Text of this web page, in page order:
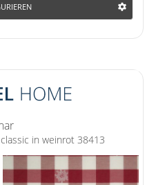
in weinrot 38413